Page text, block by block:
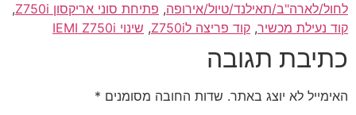
לחול/לארה"ב/תאילנד/טיול/אירופה, פתיחת סוני אריקסון Z750i
,
קוד נעילת מכשיר, קוד פריצה לZ750i , שינוי IEMI Z750i
כתיבת תגובה
האימייל לא יוצג באתר. שדות החובה מסומנים *